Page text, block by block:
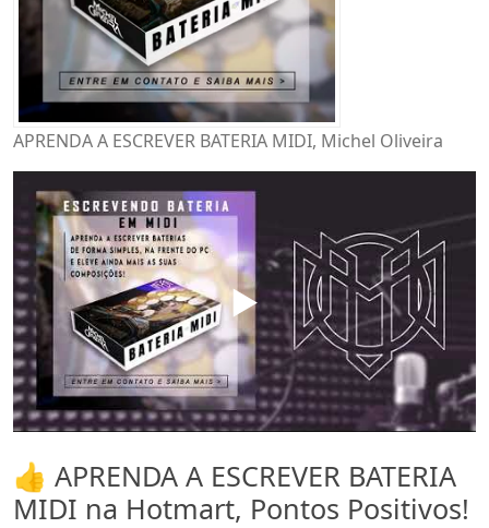
APRENDA A ESCREVER BATERIA MIDI, Michel Oliveira
▶️
👍 APRENDA A ESCREVER BATERIA
MIDI na Hotmart, Pontos Positivos!